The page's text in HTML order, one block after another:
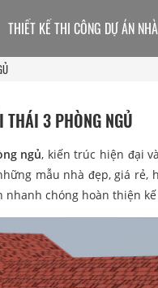
3 PHÒNG NGỦ
ngủ, kiến trúc hiện đại
mẫu nhà đẹp, giá
chóng hoàn thiện
THIẾT KẾ THI CÔNG DỰ ÁN